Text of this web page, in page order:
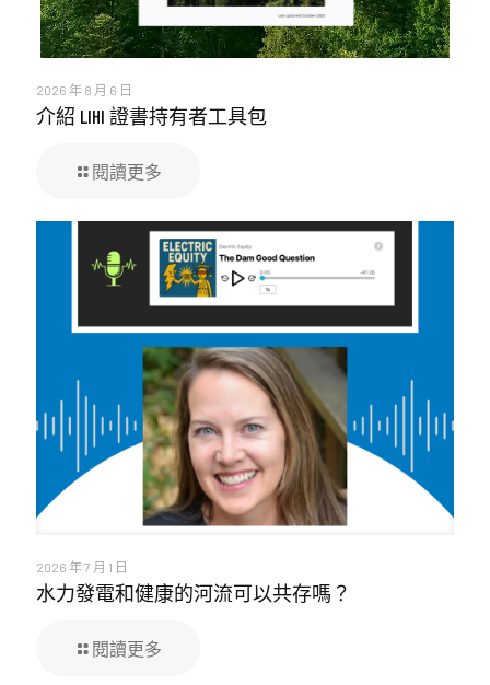
2026 年 8 月 6 日
介紹 LIHI 證書持有者工具包
閱讀更多
2026 年 7 月 1 日
水力發電和健康的河流可以共存嗎？
閱讀更多